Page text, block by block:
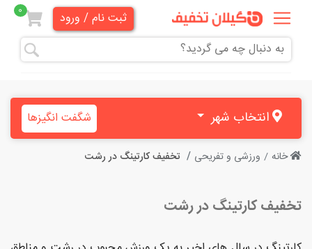
ثبت نام / ورود 0
همه
تخفیف
دندانپزشکی
هنری و
انتخاب شهر شگفت انگیزها
خانه ورزشی و تفریحی تخفیف کارتینگ در رشت
تخفیف کارتینگ در رشت